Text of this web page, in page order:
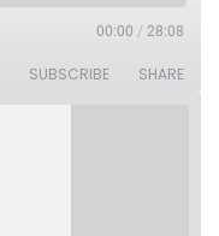
00:00 / 28:08
SUBSCRIBE SHARE